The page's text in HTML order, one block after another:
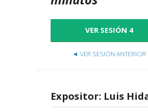
VER SESIÓN 4
◄ VER SESIÓN ANTERIOR
Expositor: Luis